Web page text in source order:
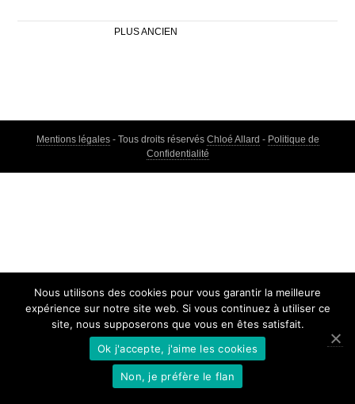
PLUS ANCIEN
Mentions légales- Tous droits réservés Chloé Allard - Politique de
Confidentialité
Nous utilisons des cookies pour vous garantir la meilleure
expérience sur notre site web. Si vous continuez à utiliser ce
site, nous supposerons que vous en êtes satisfait.
Ok j'accepte, j'aime les cookies
Non, je préfère le flan